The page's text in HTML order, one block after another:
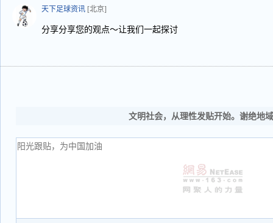
天下足球资讯 [北京]
分享分享您的观点～让我们一起探讨
文明社会，从理性发贴开始。谢绝地